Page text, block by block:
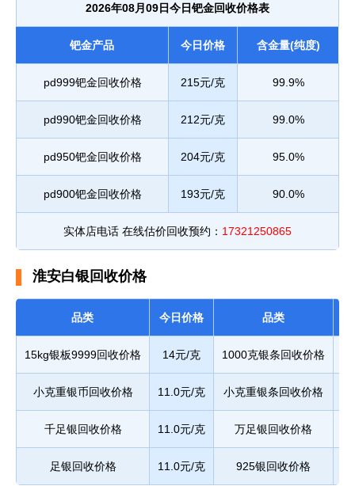
2026年08月09日今日钯金回收价格表
钯金产品 今日价格 含金量(纯度)
pd999钯金回收价格 215元/克 99.9%
pd990钯金回收价格 212元/克 99.0%
pd950钯金回收价格 204元/克 95.0%
pd900钯金回收价格 193元/克 90.0%
实体店电话 在线估价回收预约： 17321250865
淮安白银回收价格
品类 今日价格 品类
15kg银板9999回收价格 14元/克 1000克银条回收价格
小克重银币回收价格 11.0元/克 小克重银条回收价格
千足银回收价格 11.0元/克 万足银回收价格
足银回收价格 11.0元/克 925银回收价格